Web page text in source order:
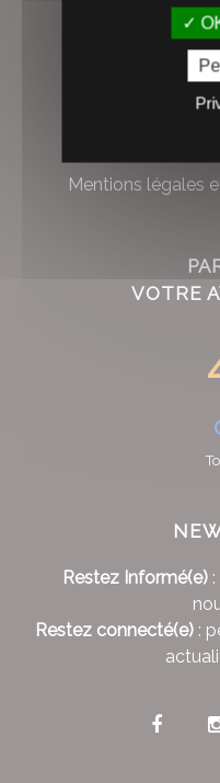
Les
Mentions légales
VOTRE
Restez Informé(e):
Restez connecté(e):